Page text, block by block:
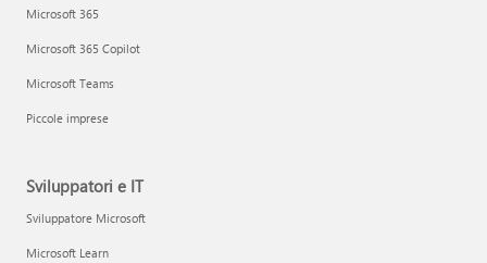
Microsoft 365
Microsoft 365 Copilot
Microsoft Teams
Piccole imprese
Sviluppatori e IT
Sviluppatore Microsoft
Microsoft Learn